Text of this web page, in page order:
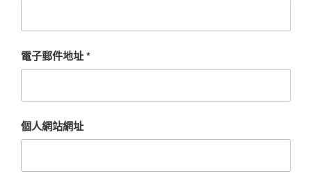
電子郵件地址*
個人網站網址